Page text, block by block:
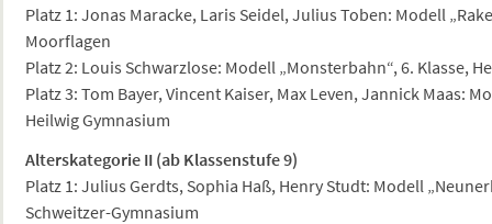
Platz 1: Jonas Maracke, Laris Seidel, Julius Toben: Modell
Moorflagen
Platz 2: Louis Schwarzlose: Modell „Monsterbahn“, 6. Klasse,
Platz 3: Tom Bayer, Vincent Kaiser, Max Leven, Jannick Maas:
Heilwig Gymnasium
Alterskategorie II (ab Klassenstufe 9)
Platz 1: Julius Gerdts, Sophia Haß, Henry Studt: Modell
Schweitzer-Gymnasium